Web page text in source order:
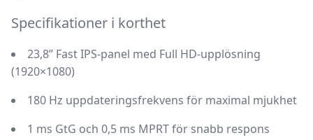
Specifikationer i korthet
23,8” Fast IPS-panel med Full HD-upplösning
(1920×1080)
180 Hz uppdateringsfrekvens för maximal mjukhet
1 ms GtG och 0,5 ms MPRT för snabb respons